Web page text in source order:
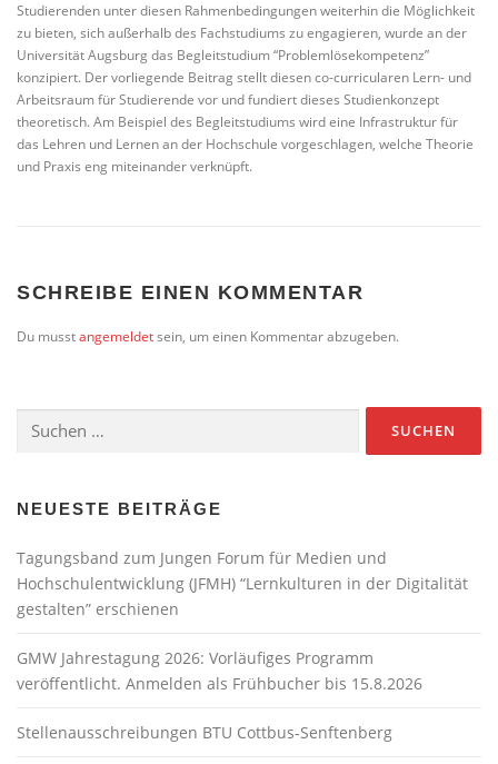
Studierenden unter diesen Rahmenbedingungen weiterhin die Möglichkeit
zu bieten, sich außerhalb des Fachstudiums zu engagieren, wurde an der
Universität Augsburg das Begleitstudium “Problemlösekompetenz”
konzipiert. Der vorliegende Beitrag stellt diesen co-curricularen Lern- und
Arbeitsraum für Studierende vor und fundiert dieses Studienkonzept
theoretisch. Am Beispiel des Begleitstudiums wird eine Infrastruktur für
das Lehren und Lernen an der Hochschule vorgeschlagen, welche Theorie
und Praxis eng miteinander verknüpft.
SCHREIBE EINEN KOMMENTAR
Du musstangemeldetsein, um einen Kommentar abzugeben.
nach:
NEUESTE BEITRÄGE
Tagungsband zum Jungen Forum für Medien und
Hochschulentwicklung (JFMH) “Lernkulturen in der Digitalität
gestalten” erschienen
GMW Jahrestagung 2026: Vorläufiges Programm
veröffentlicht. Anmelden als Frühbucher bis 15.8.2026
Stellenausschreibungen BTU Cottbus-Senftenberg